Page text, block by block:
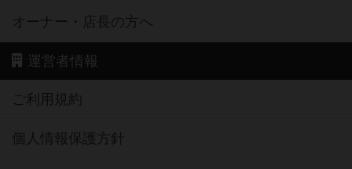
オーナー・店長の方へ
運営者情報
ご利用規約
個人情報保護方針